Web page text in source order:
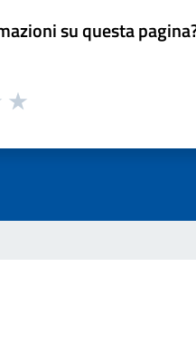
su questa